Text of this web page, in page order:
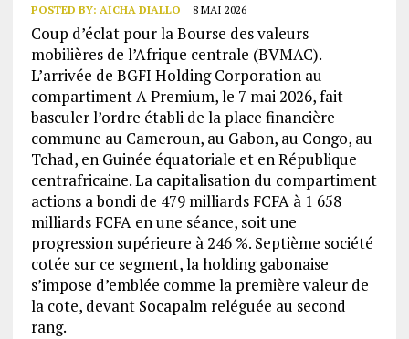
POSTED BY: AÏCHA DIALLO 8 MAI 2026
Coup d’éclat pour la Bourse des valeurs
mobilières de l’Afrique centrale (BVMAC).
L’arrivée de BGFI Holding Corporation au
compartiment A Premium, le 7 mai 2026, fait
basculer l’ordre établi de la place financière
commune au Cameroun, au Gabon, au Congo, au
Tchad, en Guinée équatoriale et en République
centrafricaine. La capitalisation du compartiment
actions a bondi de 479 milliards FCFA à 1 658
milliards FCFA en une séance, soit une
progression supérieure à 246 %. Septième société
cotée sur ce segment, la holding gabonaise
s’impose d’emblée comme la première valeur de
la cote, devant Socapalm reléguée au second
rang.